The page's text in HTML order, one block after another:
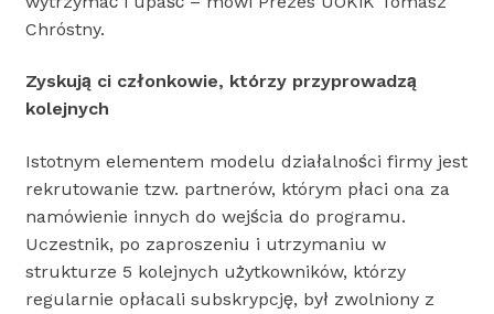
Chróstny.
Zyskują ci członkowie, którzy przyprowadzą
kolejnych
Istotnym elementem modelu działalności firmy jest
rekrutowanie tzw. partnerów, którym płaci ona za
namówienie innych do wejścia do programu.
Uczestnik, po zaproszeniu i utrzymaniu w
strukturze 5 kolejnych użytkowników, którzy
regularnie opłacali subskrypcję, był zwolniony z